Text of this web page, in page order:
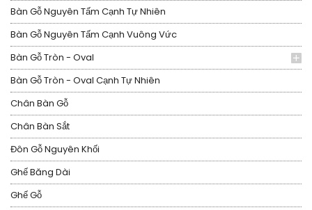
Bàn Gỗ Nguyên Tấm Cạnh Tự Nhiên
Bàn Gỗ Nguyên Tấm Cạnh Vuông Vức
Bàn Gỗ Tròn - Oval
Bàn Gỗ Tròn - Oval Cạnh Tự Nhiên
Chân Bàn Gỗ
Chân Bàn Sắt
Đôn Gỗ Nguyên Khối
Ghế Băng Dài
Ghế Gỗ